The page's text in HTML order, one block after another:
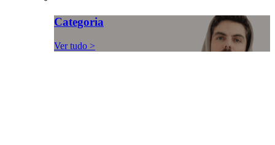
Categoria
Ver tudo >